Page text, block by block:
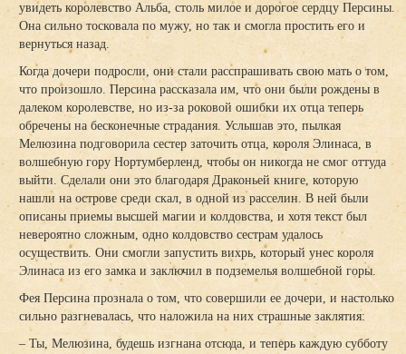
увидеть королевство Альба, столь милое и дорогое сердцу Персины.
Она сильно тосковала по мужу, но так и смогла простить его и
вернуться назад.
Когда дочери подросли, они стали расспрашивать свою мать о том,
что произошло. Персина рассказала им, что они были рождены в
далеком королевстве, но из-за роковой ошибки их отца теперь
обречены на бесконечные страдания. Услышав это, пылкая
Мелюзина подговорила сестер заточить отца, короля Элинаса, в
волшебную гору Нортумберленд, чтобы он никогда не смог оттуда
выйти. Сделали они это благодаря Драконьей книге, которую
нашли на острове среди скал, в одной из расселин. В ней были
описаны приемы высшей магии и колдовства, и хотя текст был
невероятно сложным, одно колдовство сестрам удалось
осуществить. Они смогли запустить вихрь, который унес короля
Элинаса из его замка и заключил в подземелья волшебной горы.
Фея Персина прознала о том, что совершили ее дочери, и настолько
сильно разгневалась, что наложила на них страшные заклятия:
– Ты, Мелюзина, будешь изгнана отсюда, и теперь каждую субботу